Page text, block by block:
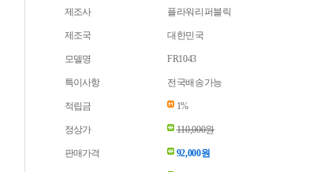
제조사 플라워리퍼블릭
제조국 대한민국
모델명 FR1043
특이사항 전국배송가능
적립금 1%
정상가 110,000원
판매가격 92,000원